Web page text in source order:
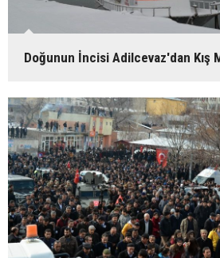
Doğunun İncisi Adilcevaz'dan Kış